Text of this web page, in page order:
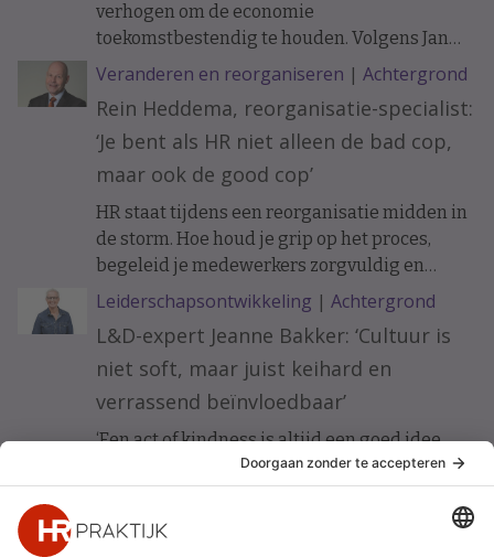
verhogen om de economie
toekomstbestendig te houden. Volgens Jan
Tjerk Boonstra biedt de nieuwe
Productiviteitsagenda HR een uitgelezen
kans om een strategischere rol te pakken bij
innovatie, werkontwerp en
organisatieontwikkeling.
Veranderen en reorganiseren | Achtergrond
Rein Heddema, reorganisatie-specialist:
‘Je bent als HR niet alleen de bad cop,
maar ook de good cop’
HR staat tijdens een reorganisatie midden in
de storm. Hoe houd je grip op het proces,
begeleid je medewerkers zorgvuldig en
voorkom je dat je eigen team omvalt?
Reorganisatie-specialist Rein Heddema deelt
zijn belangrijkste inzichten.
Leiderschapsontwikkeling | Achtergrond
L&D-expert Jeanne Bakker: ‘Cultuur is
niet soft, maar juist keihard en
verrassend beïnvloedbaar’
‘Een act of kindness is altijd een goed idee.
Het is de enige legale drugs waarvan beide
partijen high worden.’